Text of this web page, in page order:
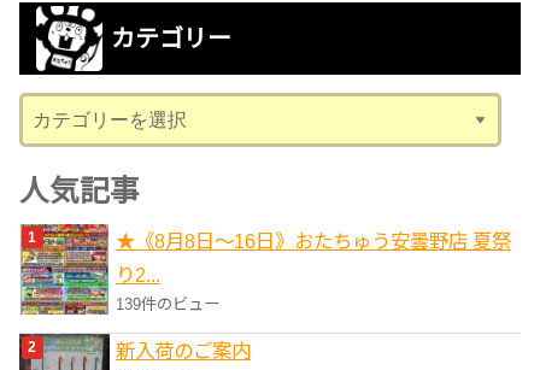
カ
ブ
カテゴリー
テ
ゴ
リ
ー
人気記事
★《8月8日～16日》おたちゅう安曇野店 夏祭
り2...
139件のビュー
新入荷のご案内